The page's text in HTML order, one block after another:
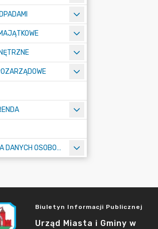
RODO / OCHRONA DANYCH OSOBOWYCH
Biuletyn Informacji Publicznej
Urząd Miasta i Gminy w